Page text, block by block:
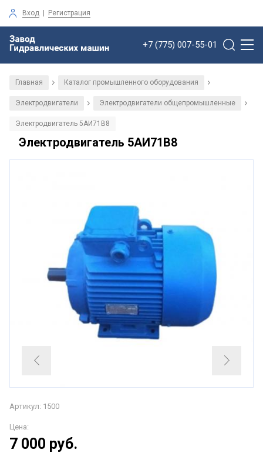
Вход | Регистрация
+7 (775) 007-55-01
Главная / Каталог промышленного оборудования /
Электродвигатели / Электродвигатели общепромышленные /
Электродвигатель 5АИ71В8
Электродвигатель 5АИ71В8
Артикул: 1500
Цена:
7 000 руб.